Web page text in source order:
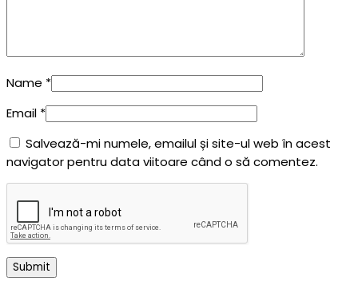
Name *
Email *
Salvează-mi numele, emailul și site-ul web în acest
navigator pentru data viitoare când o să comentez.